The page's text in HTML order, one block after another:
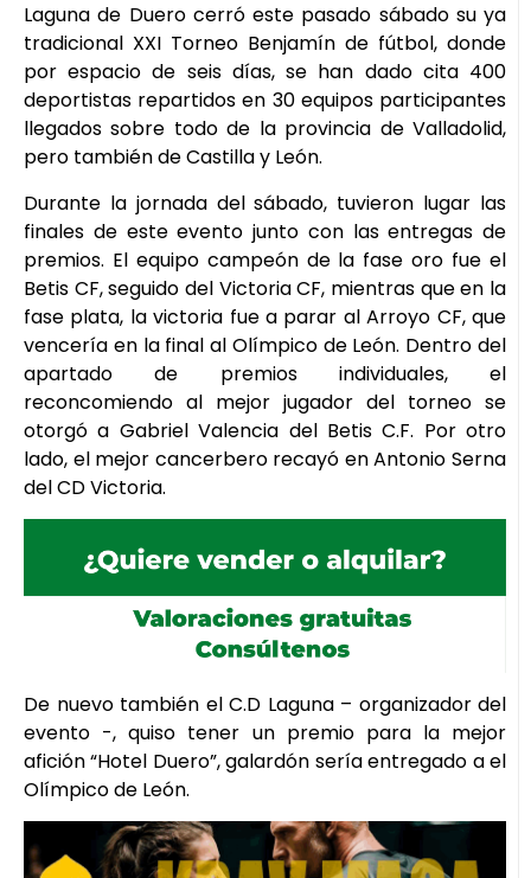
Laguna de Duero cerró este pasado sábado su ya
tradicional XXI Torneo Benjamín de fútbol, donde
por espacio de seis días, se han dado cita 400
deportistas repartidos en 30 equipos participantes
llegados sobre todo de la provincia de Valladolid,
pero también de Castilla y León.
Durante la jornada del sábado, tuvieron lugar las
finales de este evento junto con las entregas de
premios. El equipo campeón de la fase oro fue el
Betis CF, seguido del Victoria CF, mientras que en la
fase plata, la victoria fue a parar al Arroyo CF, que
vencería en la final al Olímpico de León. Dentro del
apartado de premios individuales, el
reconcomiendo al mejor jugador del torneo se
otorgó a Gabriel Valencia del Betis C.F. Por otro
lado, el mejor cancerbero recayó en Antonio Serna
del CD Victoria.
De nuevo también el C.D Laguna – organizador del
evento -, quiso tener un premio para la mejor
afición “Hotel Duero”, galardón sería entregado a el
Olímpico de León.